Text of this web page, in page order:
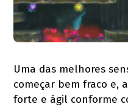
Uma das melhores
começar bem fraco e,
forte e ágil conforme